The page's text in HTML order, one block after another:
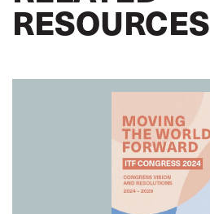
RESOURCES